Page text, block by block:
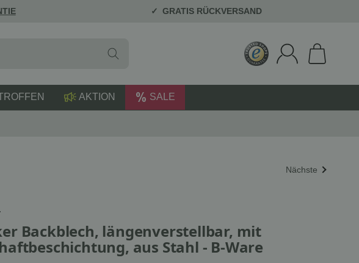
GRATIS RÜCKVERSAND
AKTION SALE
Nächste
Backblech, längenverstellbar, mit
aus Stahl - B-Ware